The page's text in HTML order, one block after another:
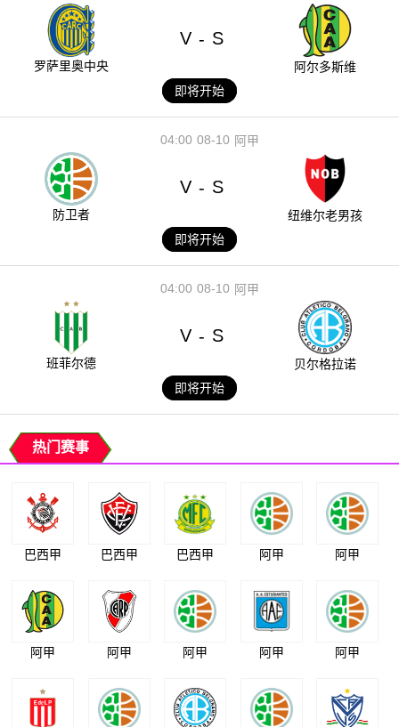
罗萨里奥中央
V - S
阿尔多斯维
即将开始
08-10
04:00 阿甲
防卫者
V - S
纽维尔老男孩
即将开始
08-10
04:00 阿甲
班菲尔德
V - S
贝尔格拉诺
即将开始
热门赛事
巴西甲 巴西甲 巴西甲 阿甲 阿甲
阿甲 阿甲 阿甲 阿甲 阿甲